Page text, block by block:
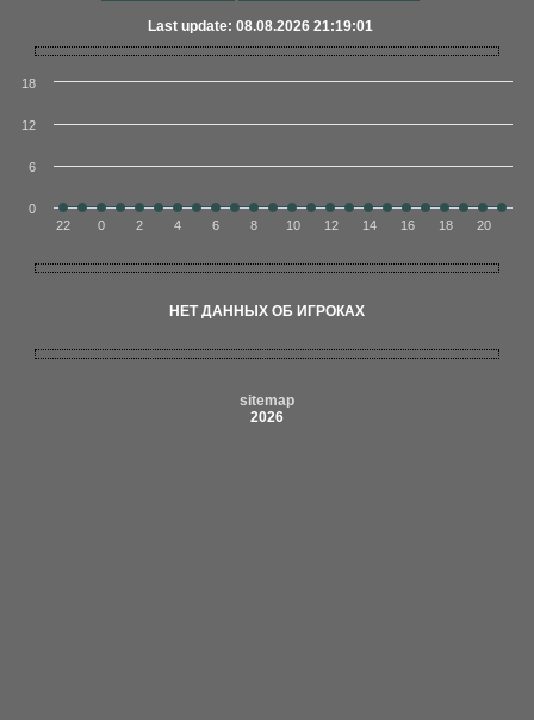
Last update: 08.08.2026 21:19:01
22 0 2 4 6 8 10 12 14 16 18 20
0
6
12
18
НЕТ ДАННЫХ ОБ ИГРОКАХ
sitemap
2026